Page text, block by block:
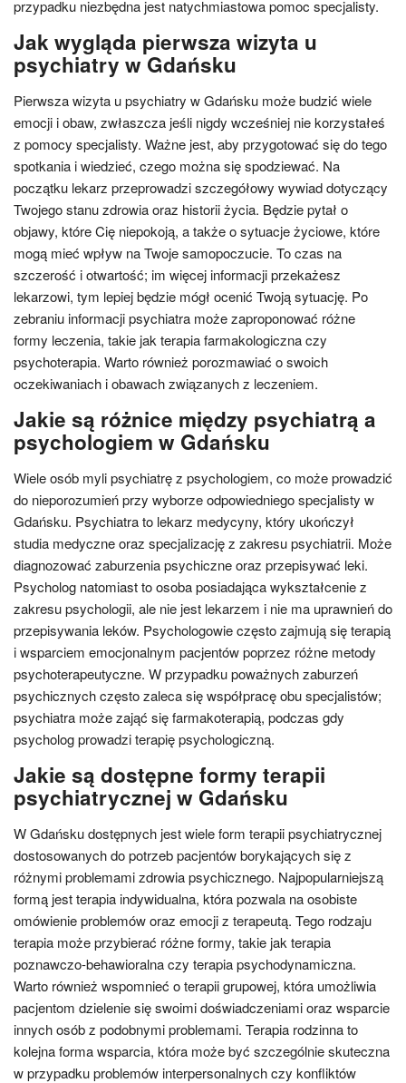
przypadku niezbędna jest natychmiastowa pomoc specjalisty.
Jak wygląda pierwsza wizyta u
psychiatry w Gdańsku
Pierwsza wizyta u psychiatry w Gdańsku może budzić wiele
emocji i obaw, zwłaszcza jeśli nigdy wcześniej nie korzystałeś
z pomocy specjalisty. Ważne jest, aby przygotować się do tego
spotkania i wiedzieć, czego można się spodziewać. Na
początku lekarz przeprowadzi szczegółowy wywiad dotyczący
Twojego stanu zdrowia oraz historii życia. Będzie pytał o
objawy, które Cię niepokoją, a także o sytuacje życiowe, które
mogą mieć wpływ na Twoje samopoczucie. To czas na
szczerość i otwartość; im więcej informacji przekażesz
lekarzowi, tym lepiej będzie mógł ocenić Twoją sytuację. Po
zebraniu informacji psychiatra może zaproponować różne
formy leczenia, takie jak terapia farmakologiczna czy
psychoterapia. Warto również porozmawiać o swoich
oczekiwaniach i obawach związanych z leczeniem.
Jakie są różnice między psychiatrą a
psychologiem w Gdańsku
Wiele osób myli psychiatrę z psychologiem, co może prowadzić
do nieporozumień przy wyborze odpowiedniego specjalisty w
Gdańsku. Psychiatra to lekarz medycyny, który ukończył
studia medyczne oraz specjalizację z zakresu psychiatrii. Może
diagnozować zaburzenia psychiczne oraz przepisywać leki.
Psycholog natomiast to osoba posiadająca wykształcenie z
zakresu psychologii, ale nie jest lekarzem i nie ma uprawnień do
przepisywania leków. Psychologowie często zajmują się terapią
i wsparciem emocjonalnym pacjentów poprzez różne metody
psychoterapeutyczne. W przypadku poważnych zaburzeń
psychicznych często zaleca się współpracę obu specjalistów;
psychiatra może zająć się farmakoterapią, podczas gdy
psycholog prowadzi terapię psychologiczną.
Jakie są dostępne formy terapii
psychiatrycznej w Gdańsku
W Gdańsku dostępnych jest wiele form terapii psychiatrycznej
dostosowanych do potrzeb pacjentów borykających się z
różnymi problemami zdrowia psychicznego. Najpopularniejszą
formą jest terapia indywidualna, która pozwala na osobiste
omówienie problemów oraz emocji z terapeutą. Tego rodzaju
terapia może przybierać różne formy, takie jak terapia
poznawczo-behawioralna czy terapia psychodynamiczna.
Warto również wspomnieć o terapii grupowej, która umożliwia
pacjentom dzielenie się swoimi doświadczeniami oraz wsparcie
innych osób z podobnymi problemami. Terapia rodzinna to
kolejna forma wsparcia, która może być szczególnie skuteczna
w przypadku problemów interpersonalnych czy konfliktów